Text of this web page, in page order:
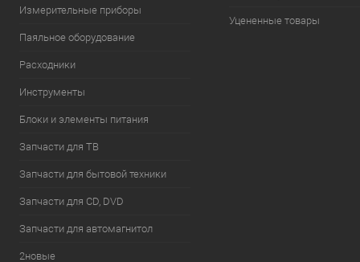
Измерительные приборы
Паяльное оборудование
Расходники
Инструменты
Блоки и элементы питания
Запчасти для ТВ
Запчасти для бытовой техники
Запчасти для CD, DVD
Запчасти для автомагнитол
2новые
Уцененные товары